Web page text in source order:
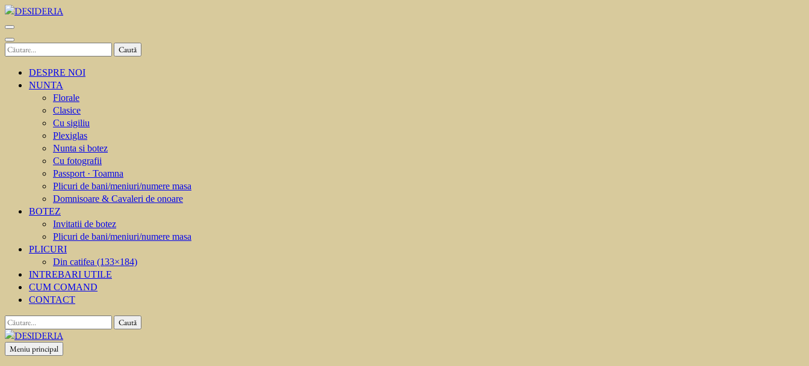
Sari
la
conținut
(apasă
Caută
DESPRE NOI
NUNTA
Florale
Clasice
Cu sigiliu
Plexiglas
Nunta si botez
Cu fotografii
Passport · Toamna
Plicuri de bani/meniuri/numere masa
Domnisoare & Cavaleri de onoare
BOTEZ
Invitatii de botez
Plicuri de bani/meniuri/numere masa
PLICURI
Din catifea (133×184)
INTREBARI UTILE
CUM COMAND
CONTACT
Caută
după:
DESIDERIA
Creator de invitati
Meniu principal